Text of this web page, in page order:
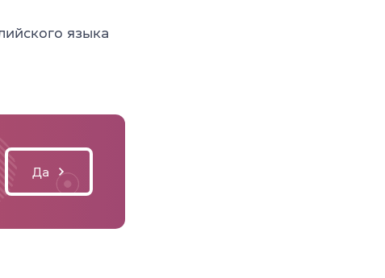
языка
Да